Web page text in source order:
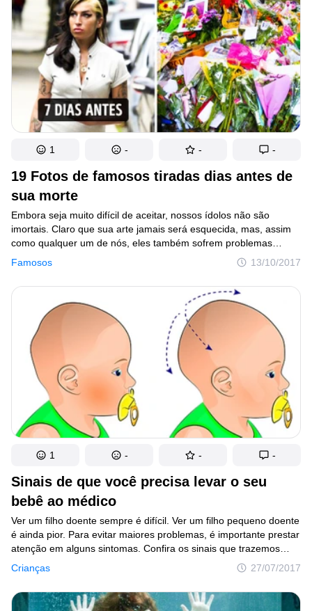
corações.
19 Fotos de famosos tiradas dias antes de
sua morte
Famosos 13/10/2017
Embora seja muito difícil de aceitar, nossos ídolos não são
imortais. Claro que sua arte jamais será esquecida, mas, assim
como qualquer um de nós, eles também sofrem problemas
de saúde, problemas psicológicos e podem ser alvo
de um fanatismo que leva a vida de pessoas sem explicação.
Separamos hoje imagens de pessoas famosas dias antes de sua
morte. Algumas foram embora cedo demais e deixaram
no mundo um vazio que jamais será preenchido.
1 - - -
Sinais de que você precisa levar o seu
bebê ao médico
Crianças 27/07/2017
Ver um filho doente sempre é difícil. Ver um filho pequeno doente
é ainda pior. Para evitar maiores problemas, é importante prestar
atenção em alguns sintomas. Confira os sinais que trazemos
hoje, eles indicam que alguma coisa não está correta
no organismo do seu pequeno. A equipe do Incrível.club que tem
filhos sabe: a saúde dos bebês piora muito rápido, em questão
de horas. Então, fique atento e, na dúvida, leve-o ao pronto
1 - - -